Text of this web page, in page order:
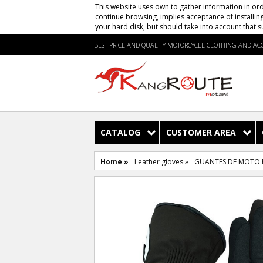
This website uses own to gather information in
continue browsing, implies acceptance of
your hard disk, but should take into account that
BEST PRICE AND QUALITY MOTORCYCLE CLOTHING AND
CATALOG CUSTOMER AREA
Home » Leather gloves » GUANTES DE MOTO